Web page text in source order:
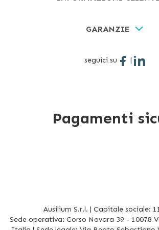
GARANZIE
seguici su |
Pagamenti
Ausilium S.r.l. | Capitale sociale:
Sede operativa: Corso Novara 39 - 10078